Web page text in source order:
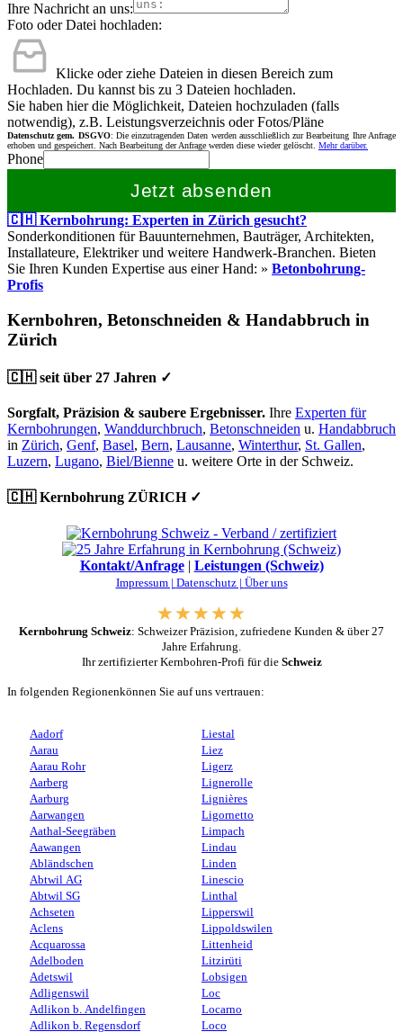
Ihre Nachricht an uns:
Foto oder Datei hochladen:
Klicke oder ziehe Dateien in diesen Bereich zum
Hochladen. Du kannst bis zu 3 Dateien hochladen.
Sie haben hier die Möglichkeit, Dateien hochzuladen (falls
notwendig), z.B. Leistungsverzeichnis oder Fotos/Pläne
Datenschutz gem. DSGVO: Die einzutragenden Daten werden ausschließlich zur Bearbeitung Ihre Anfrage
erhoben und gespeichert. Nach Bearbeitung der Anfrage werden diese wieder gelöscht. Mehr darüber.
Phone
Jetzt absenden
🇨🇭 Kernbohrung: Experten in Zürich gesucht?
Sonderkonditionen für Bauunternehmen, Bauträger, Architekten,
Installateure, Elektriker und weitere Handwerk-Branchen. Bieten
Sie Ihren Kunden Expertise aus einer Hand: » Betonbohrung-
Profis
Kernbohren, Betonschneiden & Handabbruch in
Zürich
🇨🇭 seit über 27 Jahren ✓
Sorgfalt, Präzision & saubere Ergebnisser. Ihre Experten für
Kernbohrungen, Wanddurchbruch, Betonschneiden u. Handabbruch
in Zürich, Genf, Basel, Bern, Lausanne, Winterthur, St. Gallen,
Luzern, Lugano, Biel/Bienne u. weitere Orte in der Schweiz.
🇨🇭 Kernbohrung ZÜRICH ✓
Kontakt/Anfrage| Leistungen (Schweiz)
Impressum | Datenschutz | Über uns
Kernbohrung Schweiz: Schweizer Präzision, zufriedene Kunden & über 27
Jahre Erfahrung.
Ihr zertifizierter Kernbohren-Profi für die Schweiz
In folgenden Regionenkönnen Sie auf uns vertrauen:
Aadorf
Aarau
Aarau Rohr
Aarberg
Aarburg
Aarwangen
Aathal-Seegräben
Aawangen
Abländschen
Abtwil AG
Abtwil SG
Achseten
Aclens
Acquarossa
Adelboden
Adetswil
Adligenswil
Adlikon b. Andelfingen
Adlikon b. Regensdorf
Liestal
Liez
Ligerz
Lignerolle
Lignières
Ligornetto
Limpach
Lindau
Linden
Linescio
Linthal
Lipperswil
Lippoldswilen
Littenheid
Litzirüti
Lobsigen
Loc
Locarno
Loco